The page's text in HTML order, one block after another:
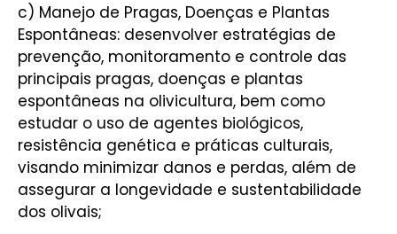
c) Manejo de Pragas, Doenças e Plantas
Espontâneas: desenvolver estratégias de
prevenção, monitoramento e controle das
principais pragas, doenças e plantas
espontâneas na olivicultura, bem como
estudar o uso de agentes biológicos,
resistência genética e práticas culturais,
visando minimizar danos e perdas, além de
assegurar a longevidade e sustentabilidade
dos olivais;